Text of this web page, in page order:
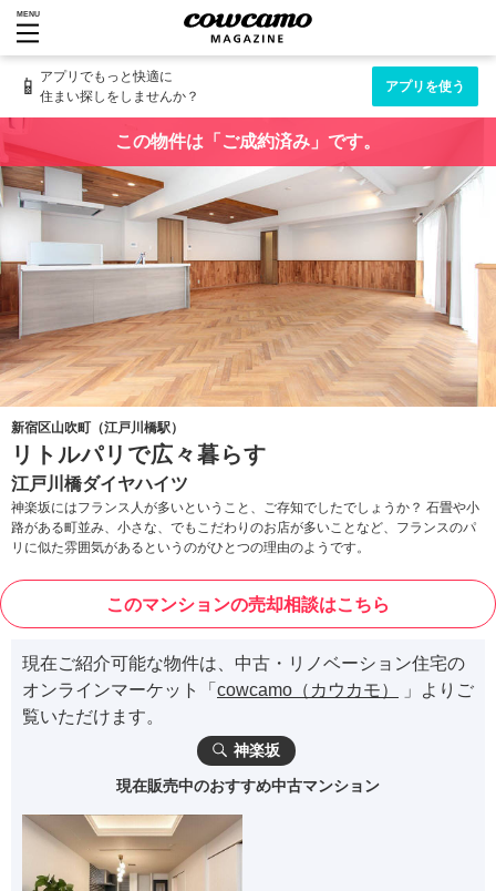
MENU
📱 アプリでもっと快適に
住まい探しをしませんか？
アプリを使う
この物件は「ご成約済み」です。
新宿区山吹町（江戸川橋駅）
リトルパリで広々暮らす
江戸川橋ダイヤハイツ
神楽坂にはフランス人が多いということ、ご存知でしたでしょうか？ 石畳や小
路がある町並み、小さな、でもこだわりのお店が多いことなど、フランスのパ
リに似た雰囲気があるというのがひとつの理由のようです。
このマンションの売却相談はこちら
現在ご紹介可能な物件は、中古・リノベーション住宅の
オンラインマーケット「 cowcamo（カウカモ）
」よりご
覧いただけます。
神楽坂
現在販売中のおすすめ中古マンション